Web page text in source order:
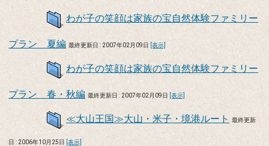
わが子の笑顔は家族の宝自然体験ファミリー
プラン 夏編 最終更新日 : 2007年02月09日 [表示]
わが子の笑顔は家族の宝自然体験ファミリー
プラン 春・秋編 最終更新日 : 2007年02月09日 [表示]
≪大山王国≫大山・米子・境港ルート 最終更新
日 : 2006年10月25日 [表示]